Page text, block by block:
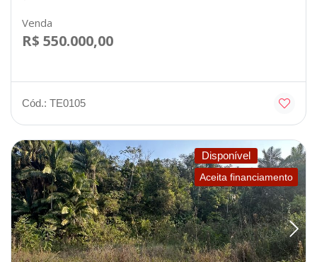
Venda
R$ 550.000,00
Cód.: TE0105
Disponível
Aceita financiamento